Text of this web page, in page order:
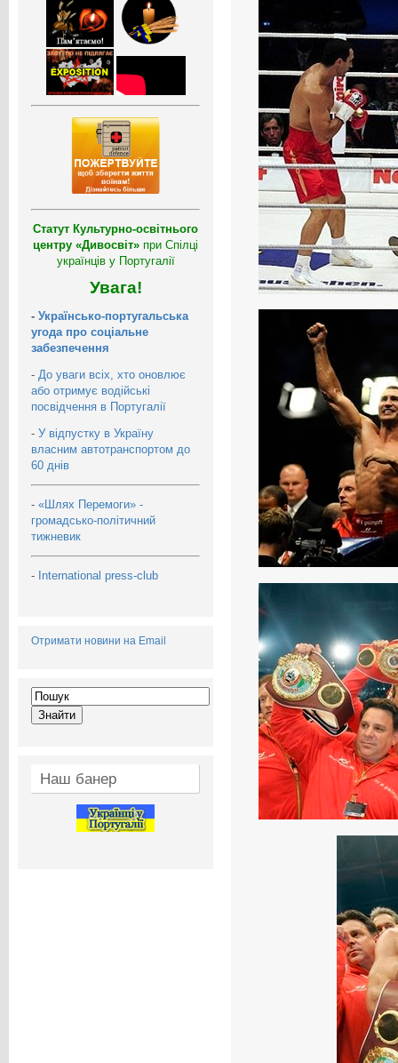
Статут Культурно-освітнього
центру «Дивосвіт» при Спілці
українців у Португалії
Увага!
- Українсько-португальська
угода про соціальне
забезпечення
- До уваги всіх, хто оновлює
або отримує водійські
посвідчення в Португалії
- У відпустку в Україну
власним автотранспортом до
60 днів
- «Шлях Перемоги» -
громадсько-політичний
тижневик
- International press-club
Отримати новини на Email
Наш банер